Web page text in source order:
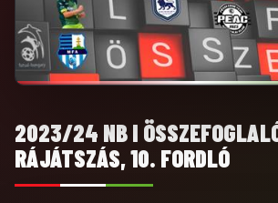
2023/24 NB I
RÁJÁTSZÁS, 10. FORDLÓ